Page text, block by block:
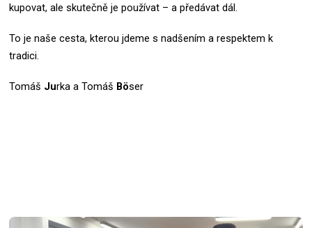
kupovat, ale skutečně je používat – a předávat dál.
To je naše cesta, kterou jdeme s nadšením a respektem k
tradici.
Tomáš Jurka a Tomáš Böser